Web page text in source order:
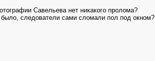
Савельева нет никакого пролома?
следователи сами сломали пол под окном?